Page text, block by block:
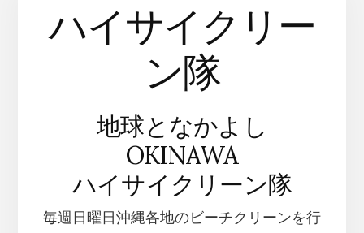
ハイサイクリー
ン隊
地球となかよし
OKINAWA
ハイサイクリーン隊
毎週日曜日沖縄各地のビーチクリーンを行